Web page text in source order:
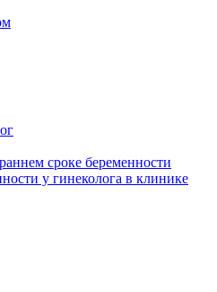
сроке беременности
у гинеколога в клинике